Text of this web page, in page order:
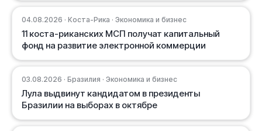
04.08.2026 · Коста-Рика · Экономика и бизнес
11 коста-риканских МСП получат капитальный
фонд на развитие электронной коммерции
03.08.2026 · Бразилия · Экономика и бизнес
Лула выдвинут кандидатом в президенты
Бразилии на выборах в октябре